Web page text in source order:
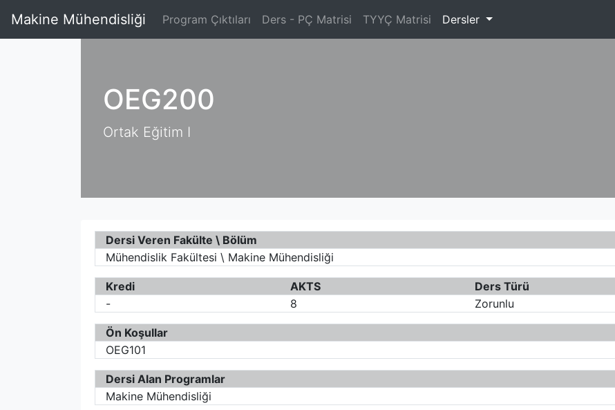
Makine Mühendisliği Program Çıktıları Ders - PÇ Matrisi TYYÇ Matrisi Dersler
OEG200
Ortak Eğitim I
Dersi Veren Fakülte \ Bölüm
Mühendislik Fakültesi \ Makine Mühendisliği
Kredi AKTS Ders Türü
-
8 Zorunlu
Ön Koşullar
OEG101
Dersi Alan Programlar
Makine Mühendisliği